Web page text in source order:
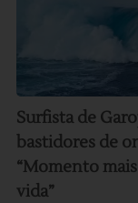
Surfista de
bastidores de
“Momento
vida”